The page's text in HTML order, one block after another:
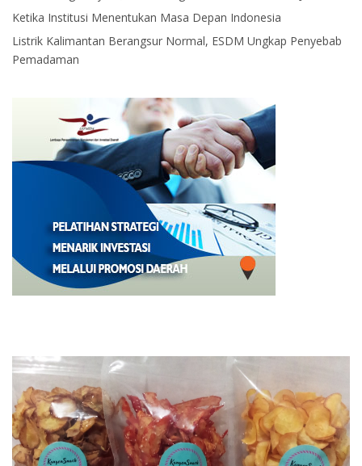
Ketika Institusi Menentukan Masa Depan Indonesia
Listrik Kalimantan Berangsur Normal, ESDM Ungkap Penyebab
Pemadaman